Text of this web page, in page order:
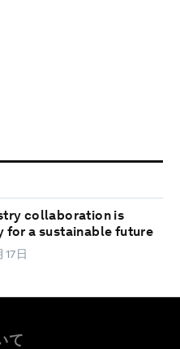
collaboration is
for a sustainable future
日
て